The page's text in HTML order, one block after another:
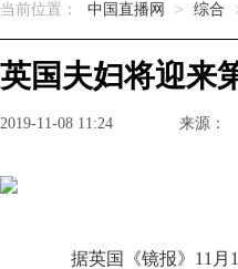
当前位置： 中国直播网 > 综合
英国夫妇将迎来
2019-11-08 11:24 来源：
据英国《镜报》11月1